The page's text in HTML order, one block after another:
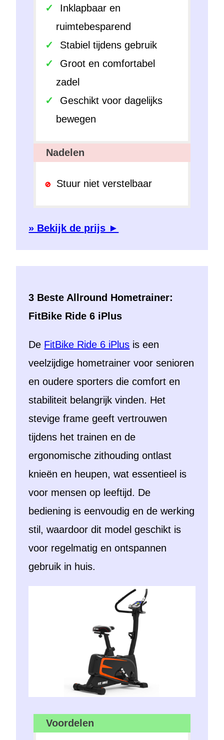
Inklapbaar en
ruimtebesparend
Stabiel tijdens gebruik
Groot en comfortabel
zadel
Geschikt voor dagelijks
bewegen
Nadelen
Stuur niet verstelbaar
» Bekijk de prijs ►
3 Beste Allround Hometrainer:
FitBike Ride 6 iPlus
De FitBike Ride 6 iPlus is een
veelzijdige hometrainer voor senioren
en oudere sporters die comfort en
stabiliteit belangrijk vinden. Het
stevige frame geeft vertrouwen
tijdens het trainen en de
ergonomische zithouding ontlast
knieën en heupen, wat essentieel is
voor mensen op leeftijd. De
bediening is eenvoudig en de werking
stil, waardoor dit model geschikt is
voor regelmatig en ontspannen
gebruik in huis.
Voordelen